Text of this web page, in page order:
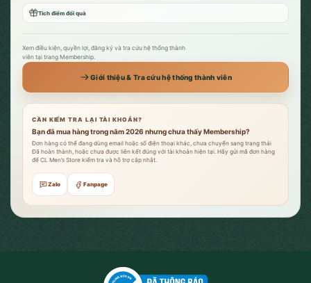
Tích điểm đổi quà
Xem điều kiện, quyền lợi, đăng ký và tra cứu hệ thống thành
viên tại trang Membership.
Giới thiệu & Tra cứu hệ thống thành viên
CẦN KIỂM TRA LẠI TÀI KHOẢN?
Bạn đã mua hàng trong năm 2026 nhưng chưa thấy Membership?
Đơn hàng có thể đang dùng email hoặc số điện thoại khác, chưa chuyển sang trạng thái
Đã hoàn thành, hoặc chưa được liên kết đúng với tài khoản hiện tại. Hãy gửi mã đơn hàng
để CL Men’s Store kiểm tra và hỗ trợ cập nhật.
Zalo Fanpage